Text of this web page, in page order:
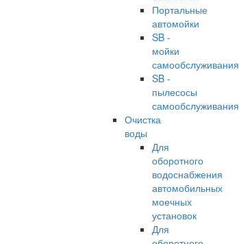
Портальные
автомойки
SB -
мойки
самообслуживания
SB -
пылесосы
самообслуживания
Очистка
воды
Для
оборотного
водоснабжения
автомобильных
моечных
установок
Для